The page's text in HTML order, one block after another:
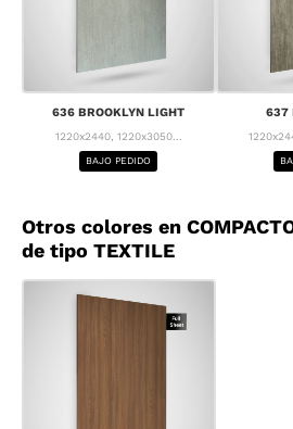
636 BROOKLYN LIGHT
1220x2440, 1220x3050...
BAJO PEDIDO
637
Otros colores en
de tipo TEXTILE